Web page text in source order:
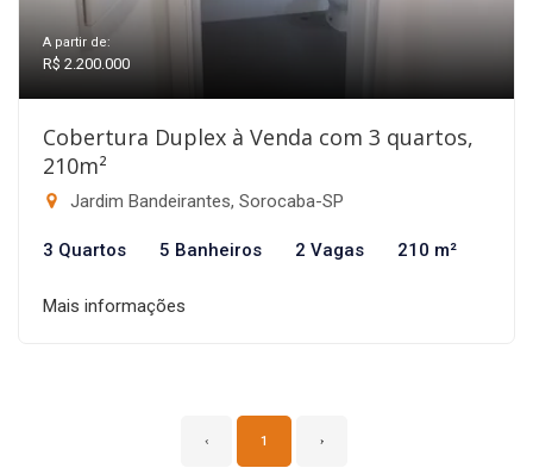
A partir de:
R$ 2.200.000
Cobertura Duplex à Venda com 3 quartos,
210m²
Jardim Bandeirantes, Sorocaba-SP
3 Quartos 5 Banheiros 2 Vagas 210 m²
Mais informações
‹ 1 ›